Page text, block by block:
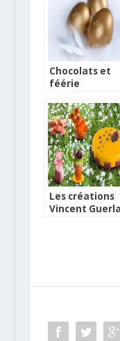
Chocolats et
féérie
Ritz pour
Les créations
Vincent